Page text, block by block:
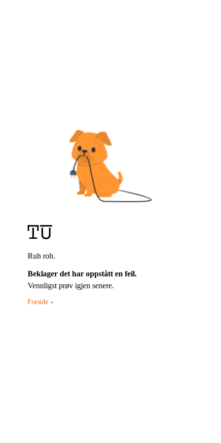
Ruh roh.
Beklager det har oppstått en feil.
Vennligst prøv igjen senere.
Forside »